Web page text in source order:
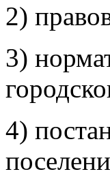
2)
3)
4)